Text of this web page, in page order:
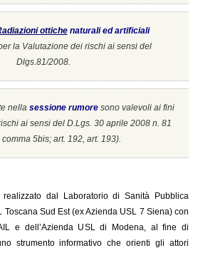
ottiche naturali ed artificiali
la Valutazione dei rischi ai sensi del
Dlgs.81/2008.
nella sessione rumore sono valevoli ai fini
ai sensi del D.Lgs. 30 aprile 2008 n. 81
comma 5bis; art. 192, art. 193).
dal Laboratorio di Sanità Pubblica
Sud Est (ex Azienda USL 7 Siena) con
e dell’Azienda USL di Modena, al fine di
strumento informativo che orienti gli attori